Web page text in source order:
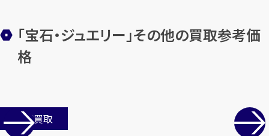
「宝石・ジュエリー」その他の買取参考価
格
店舗買取